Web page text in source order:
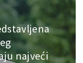
najveći